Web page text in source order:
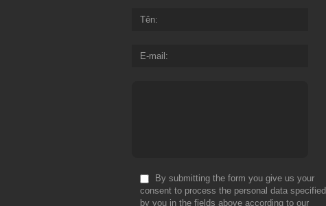
Tên
E-mail
By submitting the form you give us your
consent to process the personal data specified
by you in the fields above according to our